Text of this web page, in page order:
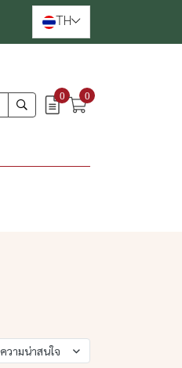
TH
0 0
ความน่าสนใจ